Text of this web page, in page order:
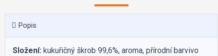
Popis
Složení: kukuřičný škrob 99,6%, aroma, přírodní barvivo